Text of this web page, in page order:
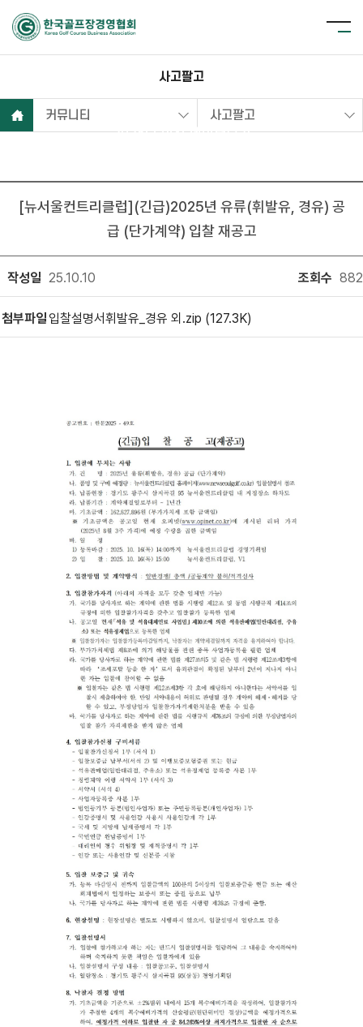
사고팔고
2025년 이전 데이터보기
커뮤니티 사고팔고
[뉴서울컨트리클럽](긴급)2025년 유류(휘발유, 경유) 공
급 (단가계약) 입찰 재공고
작성일 25.10.10 조회수 882
첨부파일 입찰설명서휘발유_경유 외.zip (127.3K)